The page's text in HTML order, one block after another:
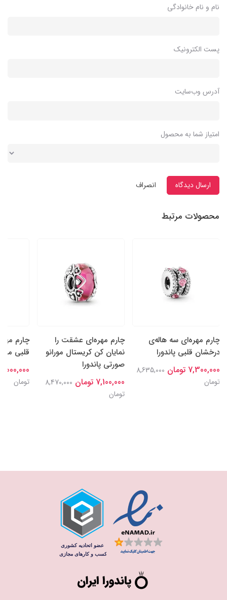
نام و نام خانوادگی
پست الکترونیک
آدرس وب‌سایت
امتیاز شما به محصول
ارسال دیدگاه انصراف
محصولات مرتبط
چارم مهره‌ای سه هاله‌ی
درخشان قلبی پاندورا
7,300,000 تومان
8,635,000
تومان
چارم مهره‌ای عشقت را
نمایان کن کریستال مورانو
صورتی پاندورا
7,100,000 تومان
8,470,000
تومان
چارم
قلبی
7,000,000
تومان